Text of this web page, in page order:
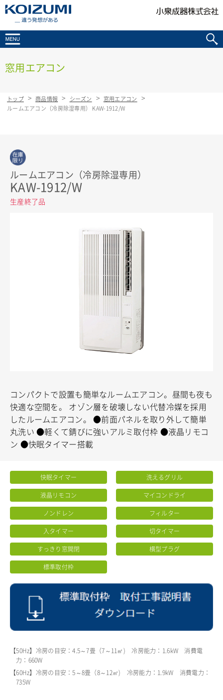
窓用エアコン
トップ 商品情報 シーズン
窓用エアコン
ルームエアコン（冷房除湿専用） KAW-1912/W
ルームエアコン（冷房除湿専用）
KAW-1912/W
生産終了品
コンパクトで設置も簡単なルームエアコン。昼間も夜も
快適な空間を。
オゾン層を破壊しない代替冷媒を採用
したルームエアコン。
●前面パネルを取り外して簡単
丸洗い ●軽くて錆びに強いアルミ取付枠 ●液晶リモコ
ン ●快眠タイマー搭載
快眠タイマー 洗えるグリル
液晶リモコン マイコンドライ
ノンドレン フィルター
入タイマー 切タイマー
すっきり窓開閉 横型プラグ
標準取付枠
【50Hz】冷房の目安：4.5～7畳（7～11㎡) 冷房能力：1.6kW 消費電
力：660W
【60Hz】冷房の目安：5～8畳（8～12㎡) 冷房能力：1.9kW 消費電力：
735W